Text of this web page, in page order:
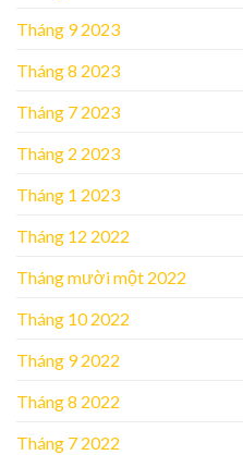
Tháng 9 2023
Tháng 8 2023
Tháng 7 2023
Tháng 2 2023
Tháng 1 2023
Tháng 12 2022
Tháng mười một 2022
Tháng 10 2022
Tháng 9 2022
Tháng 8 2022
Tháng 7 2022